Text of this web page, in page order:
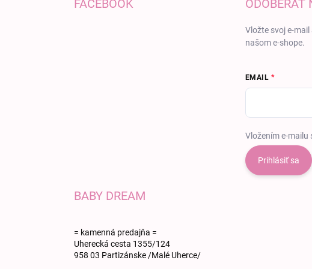
FACEBOOK ODOBERAŤ
Vložte svoj e-
našom e-shope.
EMAIL
Vložením e-mailu
Prihlásiť sa
BABY DREAM
= kamenná predajňa =
Uherecká cesta 1355/124
958 03 Partizánske /Malé Uherce/